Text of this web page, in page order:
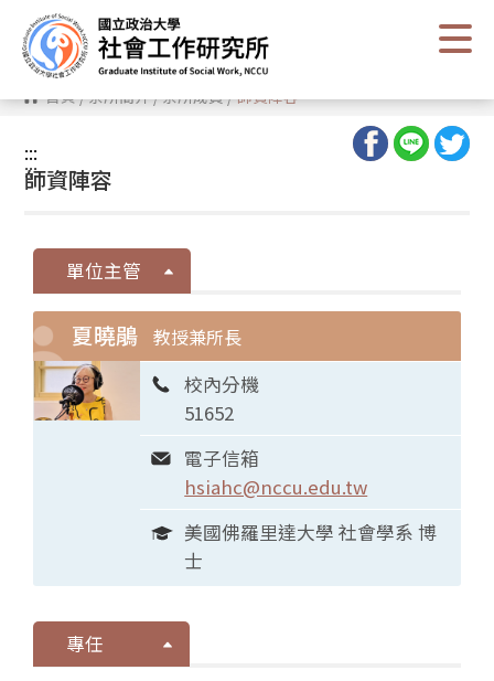
到
主
要
容 首頁/系所簡介/系所成員/師資陣容
:::
:::
師資陣容
單位主管
夏曉鵑 教授兼所長
校內分機
51652
電子信箱
hsiahc@nccu.edu.tw
美國佛羅里達大學 社會學系 博
士
專任